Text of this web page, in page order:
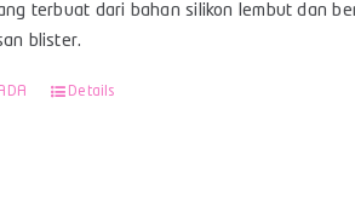
terbuat dari bahan silikon lembut dan
blister.
Details